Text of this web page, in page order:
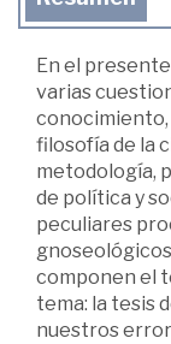
En el
varias
conocimiento,
filosofía de la
metodología,
de política y
peculiares
componen el
tema: la tesis
nuestros